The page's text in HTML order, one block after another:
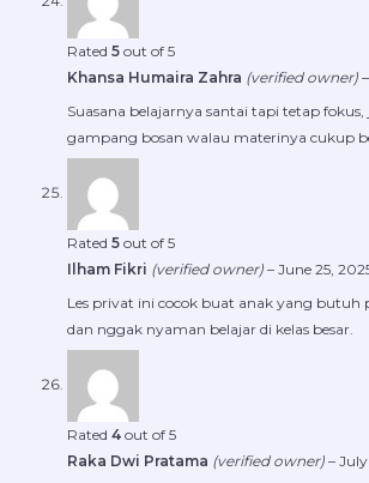
Rated 5 out of 5
Khansa Humaira Zahra (verified owner) –
Suasana belajarnya santai tapi tetap
gampang bosan walau materinya cukup
Rated 5 out of 5
Ilham Fikri (verified owner) – June 25,
Les privat ini cocok buat anak yang butuh
dan nggak nyaman belajar di kelas besar.
Rated 4 out of 5
Raka Dwi Pratama (verified owner) –